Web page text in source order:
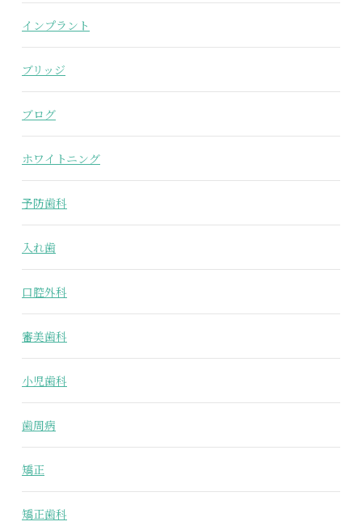
インプラント
ブリッジ
ブログ
ホワイトニング
予防歯科
入れ歯
口腔外科
審美歯科
小児歯科
歯周病
矯正
矯正歯科